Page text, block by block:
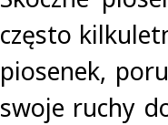
często
piosenek,
swoje ruchy